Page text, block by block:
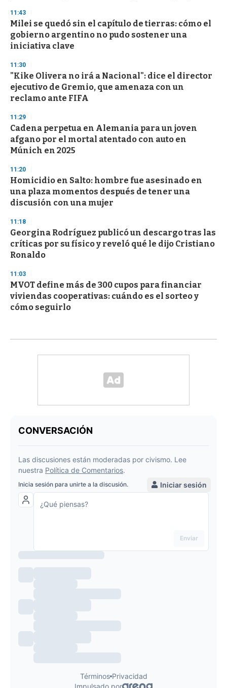
d
s
11:43
Milei se quedó sin el capítulo de tierras: cómo el
gobierno argentino no pudo sostener una
iniciativa clave
11:30
"Kike Olivera no irá a Nacional": dice el director
ejecutivo de Gremio, que amenaza con un
reclamo ante FIFA
11:29
Cadena perpetua en Alemania para un joven
afgano por el mortal atentado con auto en
Múnich en 2025
11:20
Homicidio en Salto: hombre fue asesinado en
una plaza momentos después de tener una
discusión con una mujer
11:18
Georgina Rodríguez publicó un descargo tras las
críticas por su físico y reveló qué le dijo Cristiano
Ronaldo
11:03
MVOT define más de 300 cupos para financiar
viviendas cooperativas: cuándo es el sorteo y
cómo seguirlo